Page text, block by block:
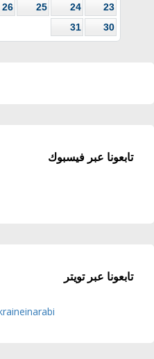
23
24
25
26
30
31
تابعونا عبر فيسبوك
تابعونا عبر تويتر